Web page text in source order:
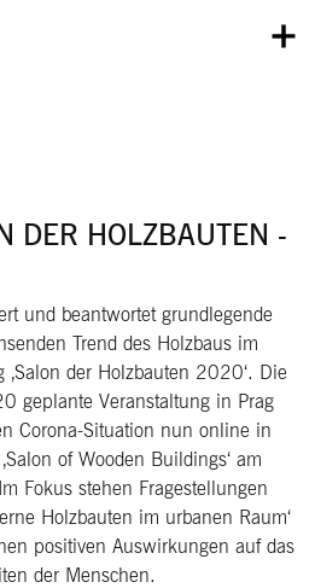
DER HOLZBAUTEN -
und beantwortet grundlegende
Trend des Holzbaus im
‚Salon der Holzbauten 2020‘. Die
geplante Veranstaltung in Prag
Corona-Situation nun online in
of Wooden Buildings‘ am
Fokus stehen Fragestellungen
Holzbauten im urbanen Raum‘
positiven Auswirkungen auf das
der Menschen.